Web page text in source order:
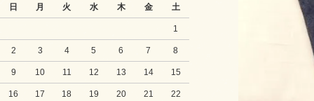
日 月 火 水 木 金 土
1
2 3 4 5 6 7 8
9 10 11 12 13 14 15
16 17 18 19 20 21 22